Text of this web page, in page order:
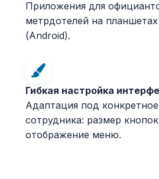
Приложения для
метрдотелей на
(Android).
Гибкая настройка
Адаптация под
сотрудника: размер
отображение меню.